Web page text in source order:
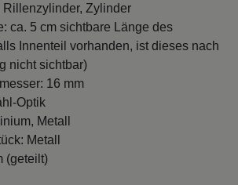
Rillenzylinder, Zylinder
ca. 5 cm sichtbare Länge des
Innenteil vorhanden, ist dieses nach
nicht sichtbar)
16 mm
Optik
Metall
Metall
(geteilt)